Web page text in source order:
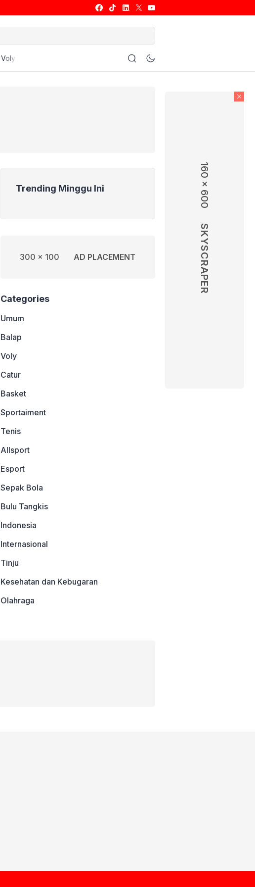
160 x 600
SKYSCRAPER
Voly Allsport
Trending Minggu Ini
300 x 100 AD PLACEMENT
Categories
Umum
Balap
Voly
Catur
Basket
Sportaiment
Tenis
Allsport
Esport
Sepak Bola
Bulu Tangkis
Indonesia
Internasional
Tinju
Kesehatan dan Kebugaran
Olahraga